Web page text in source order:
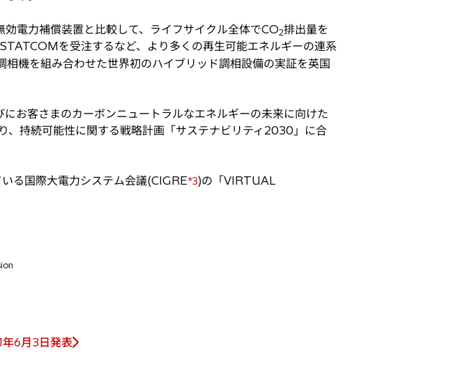
電力補償装置と比較して、ライフサイクル全体でCO2排出量を
を受注するなど、より多くの再生可能エネルギーの連系
機を組み合わせた世界初のハイブリッド調相設備の実証を英国
お客さまのカーボンニュートラルなエネルギーの未来に向けた
、持続可能性に関する戦略計画「サステナビリティ2030」に合
る国際大電力システム会議(CIGRE*3)の「VIRTUAL
年6月3日発表